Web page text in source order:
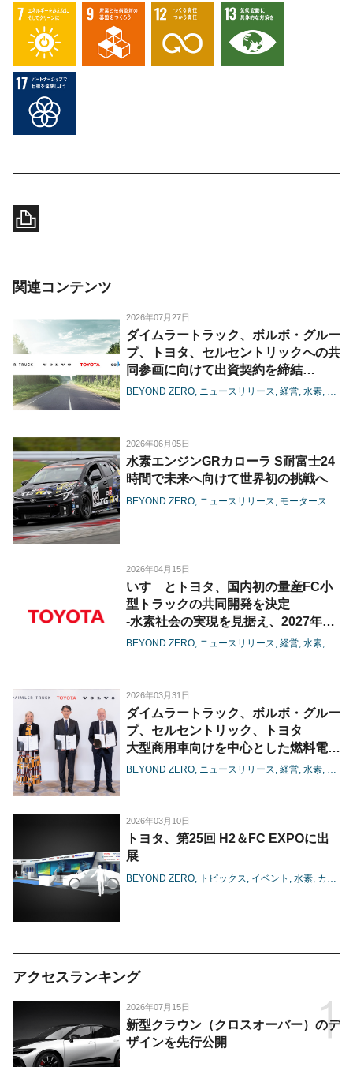
関連コンテンツ
2026年07月27日
ダイムラートラック、ボルボ・グルー
プ、トヨタ、セルセントリックへの共
同参画に向けて出資契約を締結
-燃料電池の大型商用領域における協
BEYOND ZERO ニュースリリース 経営 水素 電池
2026年06月05日
水素エンジンGRカローラ S耐富士24
時間で未来へ向けて世界初の挑戦へ
BEYOND ZERO ニュースリリース モータースポーツ
2026年04月15日
いすゞとトヨタ、国内初の量産FC小
型トラックの共同開発を決定
-水素社会の実現を見据え、2027年度
の生産開始を目指す-
BEYOND ZERO ニュースリリース 経営 水素 カー
2026年03月31日
ダイムラートラック、ボルボ・グルー
プ、セルセントリック、トヨタ
大型商用車向けを中心とした燃料電池
で協業、基本合意書を締結
BEYOND ZERO ニュースリリース 経営 水素
2026年03月10日
トヨタ、第25回 H2＆FC EXPOに出
展
BEYOND ZERO トピックス イベント 水素 カーボンニュートラル
アクセスランキング
2026年07月15日
新型クラウン（クロスオーバー）のデ
ザインを先行公開